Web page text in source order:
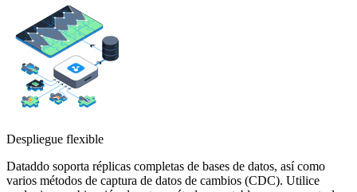
Despliegue flexible
Dataddo soporta réplicas completas de bases de datos, así como
varios métodos de captura de datos de cambios (CDC). Utilice